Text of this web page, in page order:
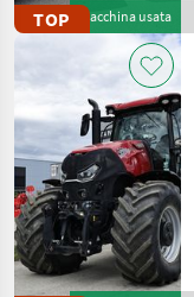
TOP Macchina usata